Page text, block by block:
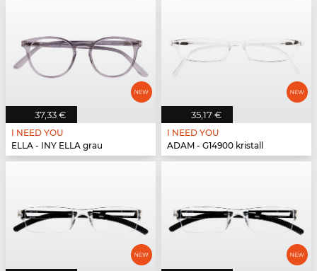
37,33 €
I NEED YOU
ELLA - INY ELLA grau
35,17 €
I NEED YOU
ADAM - G14900 kristall